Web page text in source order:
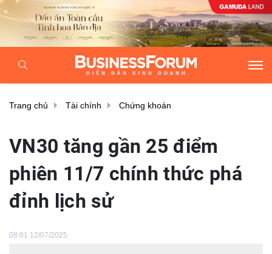
Trang chủ Tài chính Chứng khoán
VN30 tăng gần 25 điểm
phiên 11/7 chính thức phá
đỉnh lịch sử
08:01 12/07/2025